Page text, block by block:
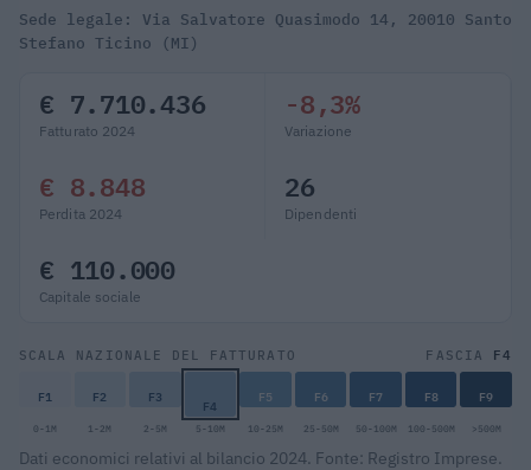
Sede legale: Via Salvatore Quasimodo 14, 20010 Santo
Stefano Ticino (MI)
€ 7.710.436
Fatturato 2024
-8,3%
Variazione
€ 8.848
Perdita 2024
26
Dipendenti
€ 110.000
Capitale sociale
SCALA NAZIONALE DEL FATTURATO FASCIA F4
F1 F2 F3 F4 F5 F6 F7 F8 F9
0-1M 1-2M 2-5M 5-10M 10-25M 25-50M 50-100M 100-500M >500M
Dati economici relativi al bilancio 2024. Fonte: Registro Imprese.